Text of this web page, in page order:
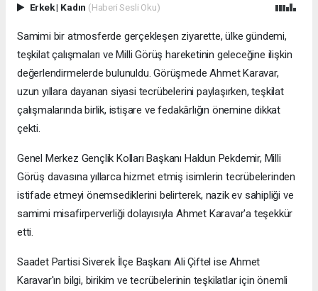
Erkek| Kadın (Haberi Sesli Oku)
Samimi bir atmosferde gerçekleşen ziyarette, ülke gündemi,
teşkilat çalışmaları ve Milli Görüş hareketinin geleceğine ilişkin
değerlendirmelerde bulunuldu. Görüşmede Ahmet Karavar,
uzun yıllara dayanan siyasi tecrübelerini paylaşırken, teşkilat
çalışmalarında birlik, istişare ve fedakârlığın önemine dikkat
çekti.
Genel Merkez Gençlik Kolları Başkanı Haldun Pekdemir, Milli
Görüş davasına yıllarca hizmet etmiş isimlerin tecrübelerinden
istifade etmeyi önemsediklerini belirterek, nazik ev sahipliği ve
samimi misafirperverliği dolayısıyla Ahmet Karavar'a teşekkür
etti.
Saadet Partisi Siverek İlçe Başkanı Ali Çiftel ise Ahmet
Karavar'ın bilgi, birikim ve tecrübelerinin teşkilatlar için önemli